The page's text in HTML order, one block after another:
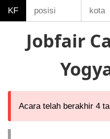
KF
Jobfair
Acara telah berakhir 4